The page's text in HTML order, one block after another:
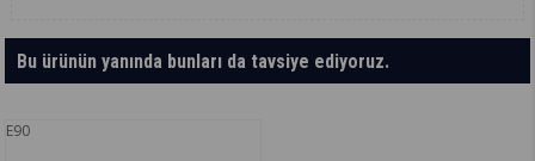
Bu ürünün yanında bunları da tavsiye ediyoruz.
E90